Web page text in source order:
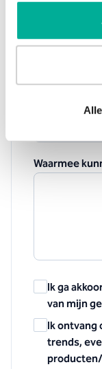
Bedrijfsnaam
Waar gaat je
Waarmee
Ik ga
van mijn
Ik ontvang
trends,